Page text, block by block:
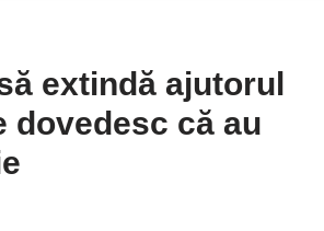
extindă ajutorul
dovedesc că au